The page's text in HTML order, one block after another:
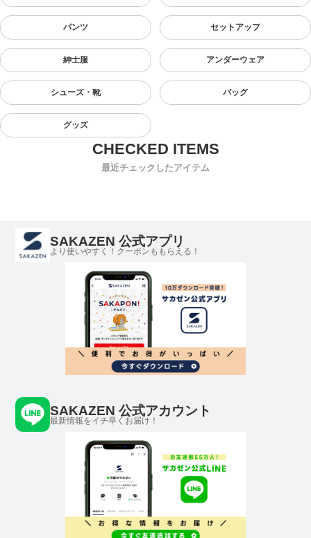
パンツ セットアップ
紳士服 アンダーウェア
シューズ・靴 バッグ
グッズ
最近チェックしたアイテム
SAKAZEN 公式アプリ
より使いやすく！クーポンももらえる！
SAKAZEN 公式アカウント
最新情報をイチ早くお届け！